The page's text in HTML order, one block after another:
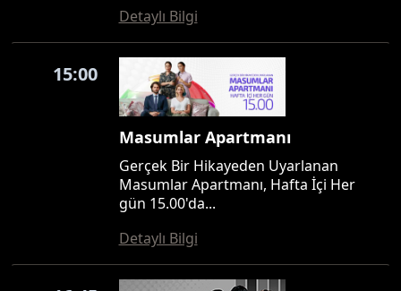
Detaylı Bilgi
15:00
Masumlar Apartmanı
Gerçek Bir Hikayeden Uyarlanan
Masumlar Apartmanı, Hafta İçi Her
gün 15.00'da...
Detaylı Bilgi